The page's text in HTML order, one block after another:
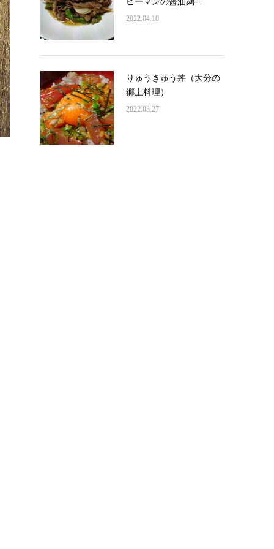
2022.04.10
りゅうきゅう丼（大分の
郷土料理）
2022.03.27